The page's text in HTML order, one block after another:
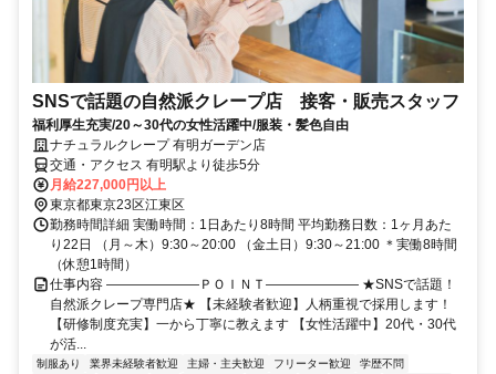
SNSで話題の自然派クレープ店 接客・販売スタッフ
福利厚生充実/20～30代の女性活躍中/服装・髪色自由
ナチュラルクレープ 有明ガーデン店
交通・アクセス 有明駅より徒歩5分
月給227,000円以上
東京都東京23区江東区
勤務時間詳細 実働時間：1日あたり8時間 平均勤務日数：1ヶ月あた
り22日 （月～木）9:30～20:00 （金土日）9:30～21:00 ＊実働8時間
（休憩1時間）
仕事内容 ―――――――ＰＯＩＮＴ――――――― ★SNSで話題！
自然派クレープ専門店★ 【未経験者歓迎】人柄重視で採用します！
【研修制度充実】一から丁寧に教えます 【女性活躍中】20代・30代
が活...
制服あり 業界未経験者歓迎 主婦・主夫歓迎 フリーター歓迎
学歴不問